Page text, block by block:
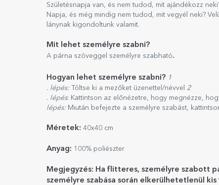
Születésnapja van, és nem tudod, mit ajándékozz
Napja, és még mindig nem tudod, mit vegyél neki?
lánynak kigondoltunk valamit.
Mit lehet személyre szabni?
A párna szöveggel személyre szabható.
Hogyan lehet személyre szabni? 1
. lépés: Töltse ki a mezőket üzenettel/névvel 2
. lépés: Kattintson az előnézetre, hogy megnézze,
lépés: Miután befejezte a személyre szabást,
Méretek: 40x40 cm
Anyag: 100% poliészter
Megjegyzés: Ha flitteres, személyre szabott
személyre szabása során elkerülhetetlenül